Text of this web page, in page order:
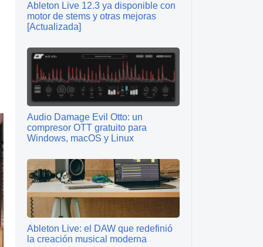
Ableton Live 12.3 ya disponible con
motor de stems y otras mejoras
[Actualizada]
Audio Damage Evil Otto: un
compresor OTT gratuito para
Windows, macOS y Linux
Ableton Live: el DAW que redefinió
la creación musical moderna